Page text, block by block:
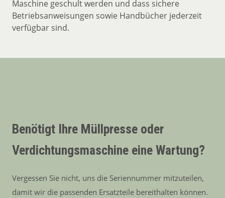
Maschine geschult werden und dass sichere
Betriebsanweisungen sowie Handbücher jederzeit
verfügbar sind.
Benötigt Ihre Müllpresse oder
Verdichtungsmaschine eine Wartung?
Vergessen Sie nicht, uns die Seriennummer mitzuteilen,
damit wir die passenden Ersatzteile bereithalten können.